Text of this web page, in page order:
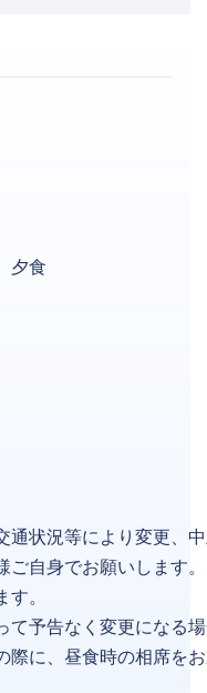
夕食
通状況等により変更、
ご自身でお願いします。
す。
て予告なく変更になる
際に、昼食時の相席を